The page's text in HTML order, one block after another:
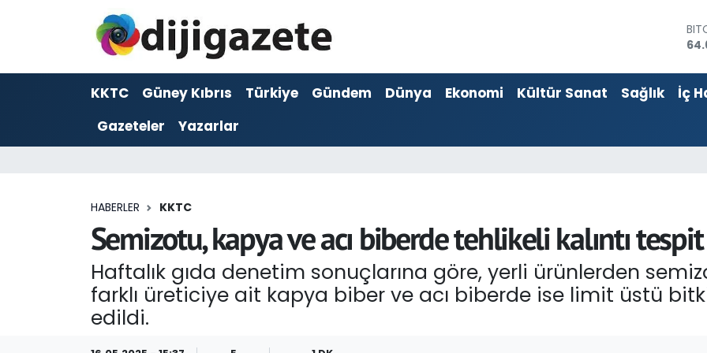
KKTC Güney Kıbrıs Türkiye Gündem Dünya Ekonomi Kültür Sanat Sağlık İç
Gazeteler
Yazarlar
HABERLER KKTC
Semizotu, kapya ve acı biberde tehlikeli kalıntı
Haftalık gıda denetim sonuçlarına göre, yerli ürünlerden
farklı üreticiye ait kapya biber ve acı biberde ise limit üstü
edildi.
ADVERTORIAL
Dijigazete
Foto Galeri
Hava Durumu
Trafik Durumu
Haber Arşivi